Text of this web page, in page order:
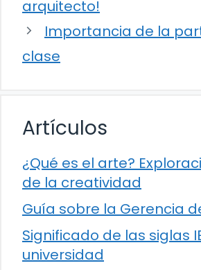
arquitecto!
Importancia de la
clase
Artículos
¿Qué es el arte?
de la creatividad
Guía sobre la Gerencia
Significado de las siglas
universidad